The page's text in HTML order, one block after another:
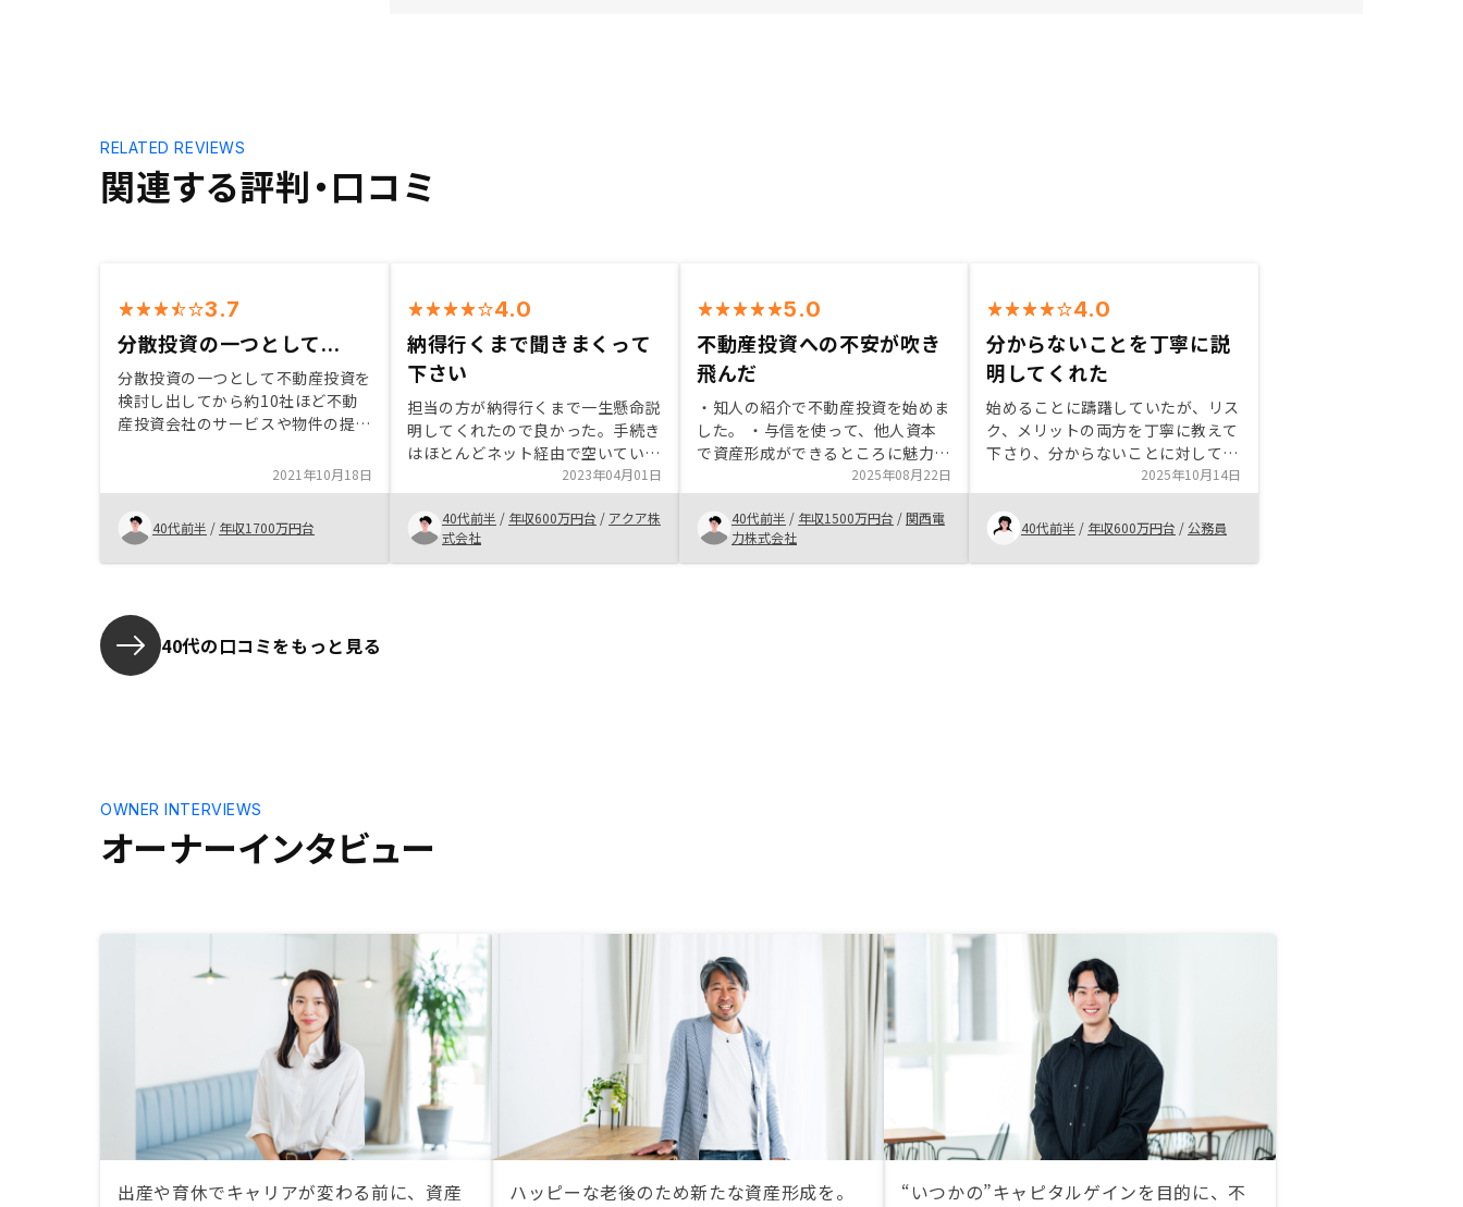
関連する評判・口コミ
RELATED REVIEWS
3.7
分散投資の一つとして...
分散投資の一つとして不動産投資を
検討し出してから約10社ほど不動
産投資会社のサービスや物件の提案
感、担当の方の話す内容のわかりや
すさ、長期投資の考え方、リフォー
ム等多くのサービスが揃っている
点、物件の立地と質など初めて不動
産投資をする自分にとって納得の行
他社に比べ高いように思われます。
初期費用の割引等他社からも提案を
受けており次回以降の購入検討の際
2021年10月18日
40代前半 / 年収1700万円台
4.0
納得行くまで聞きまくって
下さい
担当の方が納得行くまで一生懸命説
明してくれたので良かった。手続き
はほとんどネット経由で空いている
時間に説明を聞けて契約も出来たの
で助かった。最初は何となく説明だ
け聞いてみようと思っただけだった
が、メリットの方が大きいと感じて
投資の決心ができた。物件を直接見
2023年04月01日
40代前半 / 年収600万円台 / アクア株
式会社
5.0
不動産投資への不安が吹き
飛んだ
・知人の紹介で不動産投資を始めま
した。 ・与信を使って、他人資本
で資産形成ができるところに魅力を
感じました。 ・不動産投資に対す
る不安に対して、担当の方から、丁
寧にリスク対策について説明を受け
て納得できました。
2025年08月22日
40代前半 / 年収1500万円台 /関西電
力株式会社
4.0
分からないことを丁寧に説
明してくれた
始めることに躊躇していたが、リス
ク、メリットの両方を丁寧に教えて
下さり、分からないことに対しても
相談に乗ってくださったりしたの
で、やろうと思うことができまし
た。 また、時間にも融通を聞かせ
てくれて、対応してくれました。
2025年10月14日
40代前半 / 年収600万円台 / 公務員
40代の口コミをもっと見る
オーナーインタビュー
OWNER INTERVIEWS
出産や育休でキャリアが変わる前に、資産
ハッピーな老後のため新たな資産形成を。
“いつかの”キャピタルゲインを目的に、不